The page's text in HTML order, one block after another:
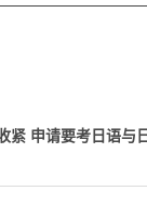
紧 申请要考日语与